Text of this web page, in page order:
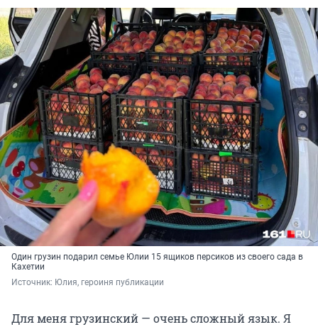
Один грузин подарил семье Юлии 15 ящиков персиков из своего сада в
Кахетии
Источник: Юлия, героиня публикации
Для меня грузинский — очень сложный язык. Я